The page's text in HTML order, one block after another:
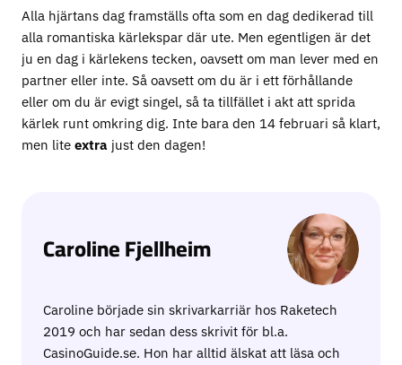
Alla hjärtans dag framställs ofta som en dag dedikerad till
alla romantiska kärlekspar där ute. Men egentligen är det
ju en dag i kärlekens tecken, oavsett om man lever med en
partner eller inte. Så oavsett om du är i ett förhållande
eller om du är evigt singel, så ta tillfället i akt att sprida
kärlek runt omkring dig. Inte bara den 14 februari så klart,
men lite extra just den dagen!
Caroline Fjellheim
Caroline började sin skrivarkarriär hos Raketech
2019 och har sedan dess skrivit för bl.a.
CasinoGuide.se. Hon har alltid älskat att läsa och